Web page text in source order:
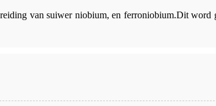
van suiwer niobium, en ferroniobium.Dit